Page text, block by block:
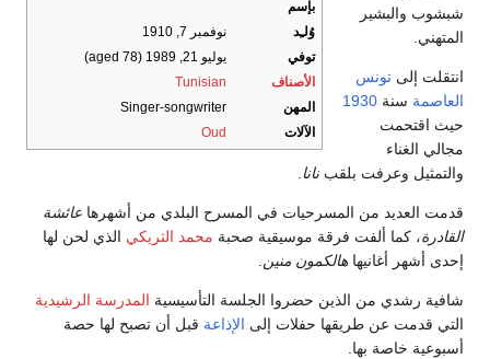
نوفمبر 7, 1910
(aged 78)
الأصناف
Tunisian
المهن
Singer-songwriter
والبشير
إلى تونس
سنة 1930
اقتحمت
الغناء
وعرفت بلقبنانا.
العديد من المسرحيات في المسرح البلدي من أشهرهاعائشة
، كما ألفت فرقة موسيقية صحبةمحمد التريكي الذي لحن لها
أشهر أغانيهاهالكمون منين .
رشدي من الذين حضروا الجلسة التأسيسيةالمدرسة الرشيدية
قدمت عن طريقها حفلات إلى الإذاعةقبل أن تصبح لها حصة
خاصة بها.